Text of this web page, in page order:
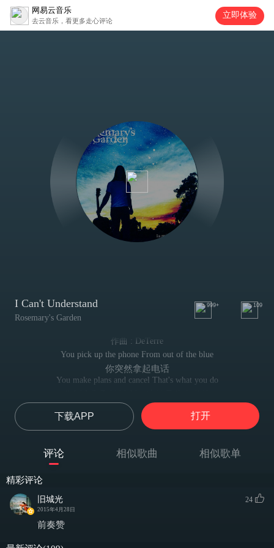
网易云音乐
去云音乐，看更多走心评论
立即体验
I Can't Understand
Rosemary's Garden
999+ 109
作曲 : DeTerre
You pick up the phone From out of the blue
你突然拿起电话
You make plans and cancel That's what you do
oh ~ That's what you do oh~
这就是你在做的
You play all the time
But time has wings
下载APP 打开
评论 相似歌曲 相似歌单
精彩评论
旧城光
2015年4月28日
24
前奏赞